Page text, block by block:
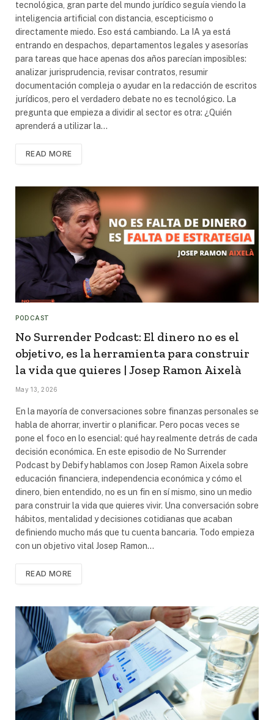
tecnológica, gran parte del mundo jurídico seguía viendo la
inteligencia artificial con distancia, escepticismo o
directamente miedo. Eso está cambiando. La IA ya está
entrando en despachos, departamentos legales y asesorías
para tareas que hace apenas dos años parecían imposibles:
analizar jurisprudencia, revisar contratos, resumir
documentación compleja o ayudar en la redacción de escritos
jurídicos, pero el verdadero debate no es tecnológico. La
pregunta que empieza a dividir al sector es otra: ¿Quién
aprenderá a utilizar la…
READ MORE
PODCAST
No Surrender Podcast: El dinero no es el
objetivo, es la herramienta para construir
la vida que quieres | Josep Ramon Aixelà
May 13, 2026
En la mayoría de conversaciones sobre finanzas personales se
habla de ahorrar, invertir o planificar. Pero pocas veces se
pone el foco en lo esencial: qué hay realmente detrás de cada
decisión económica. En este episodio de No Surrender
Podcast by Debify hablamos con Josep Ramon Aixela sobre
educación financiera, independencia económica y cómo el
dinero, bien entendido, no es un fin en sí mismo, sino un medio
para construir la vida que quieres vivir. Una conversación sobre
hábitos, mentalidad y decisiones cotidianas que acaban
definiendo mucho más que tu cuenta bancaria. Todo empieza
con un objetivo vital Josep Ramon…
READ MORE